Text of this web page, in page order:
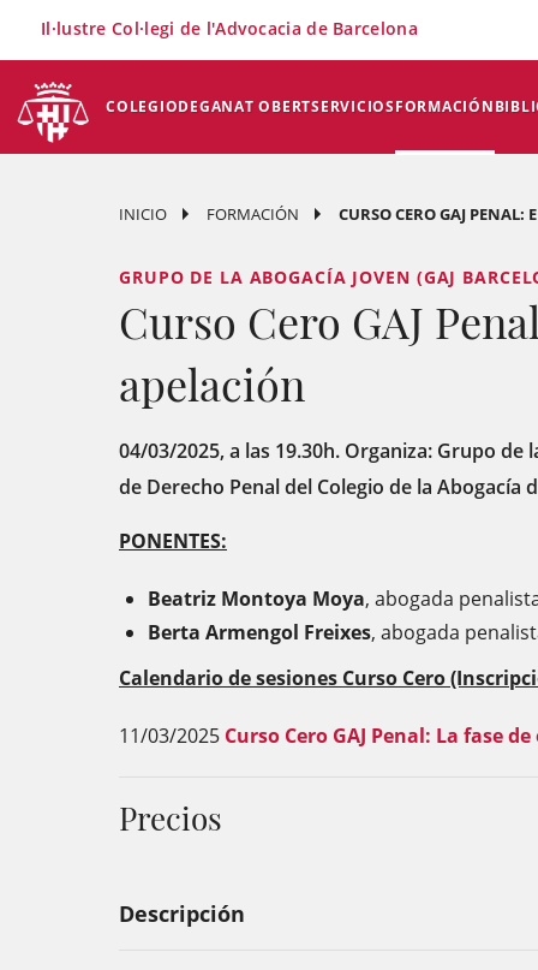
COLEGIODEGANAT OBERTSERVICIOSFORMACIÓN
Il·lustre Col·legi de l'Advocacia de Barcelona
INICIO FORMACIÓN CURSO CERO GAJ PENAL:
GRUPO DE LA ABOGACÍA JOVEN (GAJ
Curso Cero GAJ
apelación
04/03/2025, a las 19.30h. Organiza: Grupo de
de Derecho Penal del Colegio de la Abogacía
PONENTES:
Beatriz Montoya Moya, abogada
Berta Armengol Freixes, abogada
Calendario de sesiones Curso Cero
11/03/2025 Curso Cero GAJ Penal: La fase
Precios
Descripción